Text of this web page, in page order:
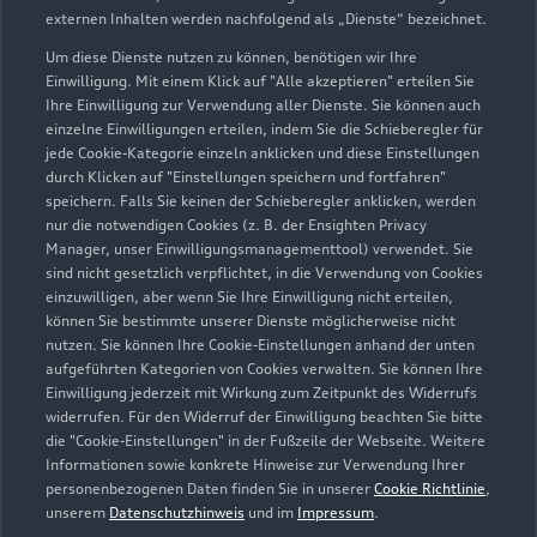
externen Inhalten werden nachfolgend als „Dienste“ bezeichnet.
Um diese Dienste nutzen zu können, benötigen wir Ihre
Einwilligung. Mit einem Klick auf "Alle akzeptieren" erteilen Sie
Ihre Einwilligung zur Verwendung aller Dienste. Sie können auch
einzelne Einwilligungen erteilen, indem Sie die Schieberegler für
jede Cookie-Kategorie einzeln anklicken und diese Einstellungen
durch Klicken auf "Einstellungen speichern und fortfahren"
speichern. Falls Sie keinen der Schieberegler anklicken, werden
nur die notwendigen Cookies (z. B. der Ensighten Privacy
Manager, unser Einwilligungsmanagementtool) verwendet. Sie
sind nicht gesetzlich verpflichtet, in die Verwendung von Cookies
einzuwilligen, aber wenn Sie Ihre Einwilligung nicht erteilen,
können Sie bestimmte unserer Dienste möglicherweise nicht
nutzen. Sie können Ihre Cookie-Einstellungen anhand der unten
aufgeführten Kategorien von Cookies verwalten. Sie können Ihre
Einwilligung jederzeit mit Wirkung zum Zeitpunkt des Widerrufs
widerrufen. Für den Widerruf der Einwilligung beachten Sie bitte
die "Cookie-Einstellungen" in der Fußzeile der Webseite. Weitere
Informationen sowie konkrete Hinweise zur Verwendung Ihrer
personenbezogenen Daten finden Sie in unserer Cookie Richtlinie,
unserem Datenschutzhinweis und im Impressum.
Werner-Heisenberg-Straße 4
91074 Herzogenaurach
09132 7690
info@was-servicezentrum.de
Kontaktdaten herunterladen